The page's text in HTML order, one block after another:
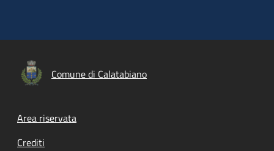
Comune di Calatabiano
Footer menu
Area riservata
Crediti